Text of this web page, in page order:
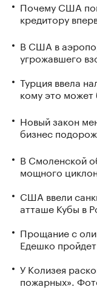
Почему США
кредитору
В США в
угрожавшего
Турция ввела
кому это может
Новый закон
бизнес
В Смоленской
мощного
США ввели
атташе Кубы в
Прощание с
Едешко
У Колизея
пожарных».